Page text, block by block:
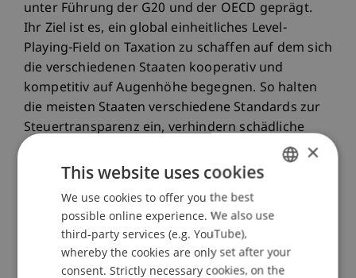
unter Führung der G20 und der OECD geprägt.
Ihr Ziel ist es, ein global einheitliches Level-
Playing-Field on Taxation zu schaffen auf dem sich
die verschiedenen Staaten kooperativ und
kompetitiv auf Augenhöhe begegnen. So halten
die meisten Staaten verschiedene Standards zur
Steuertransparenz ein, verhindern schädliche
Steuerpraktiken sowie Gewinnverkürzungen und
-verlagerungen und begrenzen den
globale Mindestbesteuerung für multinationale
Konzerne.
Das vermeintlich einheitliche Level-Playing-Field
ENGLISH
×
This website uses cookies
We use cookies to offer you the best
possible online experience. We also use
third-party services (e.g. YouTube),
whereby the cookies are only set after your
consent. Strictly necessary cookies, on the